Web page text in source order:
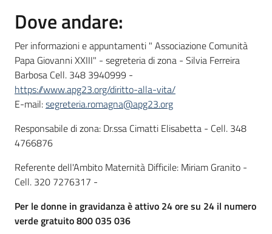
Dove andare:
Per informazioni e appuntamenti " Associazione Comunità
Papa Giovanni XXIII" - segreteria di zona - Silvia Ferreira
Barbosa Cell. 348 3940999 -
https://www.apg23.org/diritto-alla-vita/
E-mail:segreteria.romagna@apg23.org
Responsabile di zona: Dr.ssa Cimatti Elisabetta - Cell. 348
4766876
Referente dell'Ambito Maternità Difficile: Miriam Granito -
Cell. 320 7276317 -
Per le donne in gravidanza è attivo 24 ore su 24 il numero
verde gratuito 800 035 036